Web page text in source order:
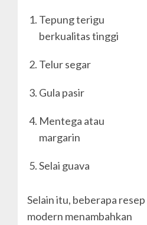
Tepung terigu
berkualitas tinggi
Telur segar
Gula pasir
Mentega atau
margarin
Selai guava
Selain itu, beberapa resep
modern menambahkan